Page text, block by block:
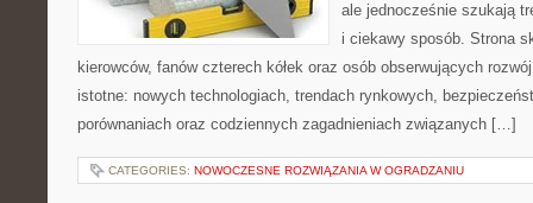
ale jednocześnie szukają
i ciekawy sposób. Strona
kierowców, fanów czterech kółek oraz osób obserwujących
istotne: nowych technologiach, trendach rynkowych,
porównaniach oraz codziennych zagadnieniach związanych […]
CATEGORIES: NOWOCZESNE ROZWIĄZANIA W OGRADZANIU